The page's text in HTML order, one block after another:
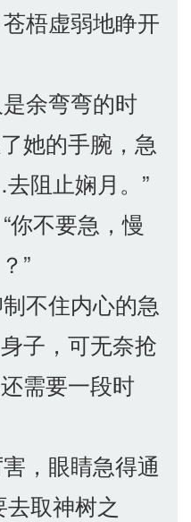
梧虚弱地睁开
余弯弯的时
她的手腕，急
阻止娴月。”
不要急，慢
”
不住内心的急
子，可无奈抢
需要一段时
，眼睛急得通
取神树之